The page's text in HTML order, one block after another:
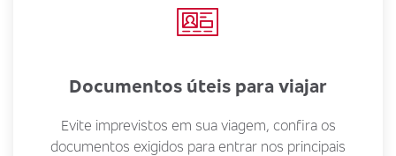
Documentos úteis para viajar
Evite imprevistos em sua viagem, confira os
documentos exigidos para entrar nos principais